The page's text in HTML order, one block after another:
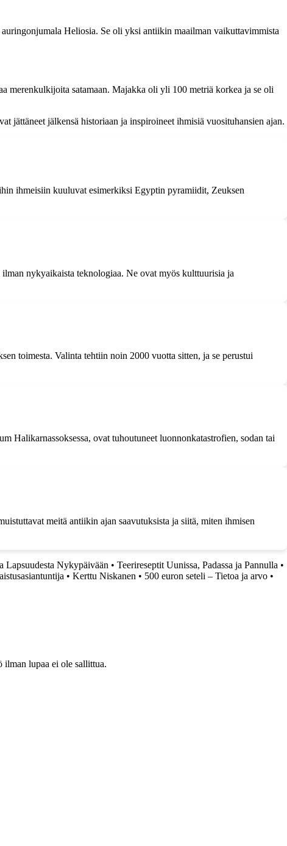
Heliosia. Se oli yksi antiikin maailman vaikuttavimmista
merenkulkijoita satamaan. Majakka oli yli 100 metriä korkea ja se oli
jättäneet jälkensä historiaan ja inspiroineet ihmisiä vuosituhansien ajan.
ihmeisiin kuuluvat esimerkiksi Egyptin pyramiidit, Zeuksen
nykyaikaista teknologiaa. Ne ovat myös kulttuurisia ja
toimesta. Valinta tehtiin noin 2000 vuotta sitten, ja se perustui
Halikarnassoksessa, ovat tuhoutuneet luonnonkatastrofien, sodan tai
meitä antiikin ajan saavutuksista ja siitä, miten ihmisen
Lapsuudesta Nykypäivään • Teerireseptit Uunissa, Padassa ja Pannulla •
• Kerttu Niskanen • 500 euron seteli – Tietoa ja arvo •
ilman lupaa ei ole sallittua.